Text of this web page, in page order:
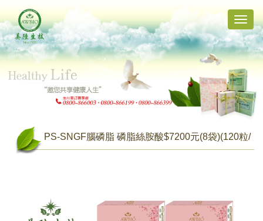
Toggle
PS-SNGF腦磷脂 磷脂絲胺酸$7200元(8袋)(120粒/